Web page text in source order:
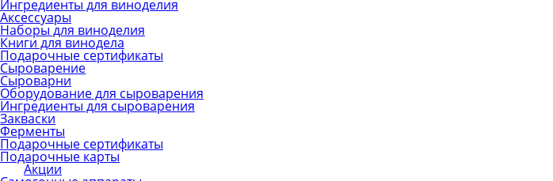
Ингредиенты для виноделия
Аксессуары
Наборы для виноделия
Книги для винодела
Подарочные сертификаты
Сыроварение
Сыроварни
Оборудование для сыроварения
Ингредиенты для сыроварения
Закваски
Ферменты
Подарочные сертификаты
Подарочные карты
Акции